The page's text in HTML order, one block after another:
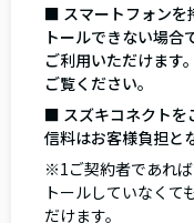
■ スマートフォンを
トールできない場合
ご利用いただけます
ご覧ください。
■ スズキコネクトを
信料はお客様負担と
※1ご契約者であれ
トールしていなくて
だけます。